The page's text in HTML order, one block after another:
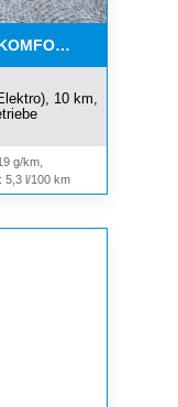
10 km,
g/km,
5,3 l/100 km